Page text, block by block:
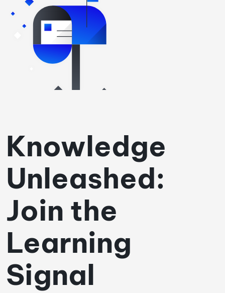
Knowledge
Unleashed:
Join the
Learning
Signal